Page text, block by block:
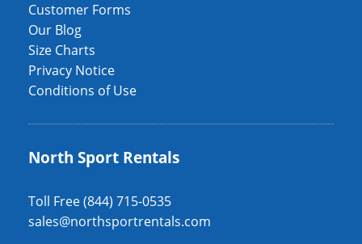
Customer Forms
Our Blog
Size Charts
Privacy Notice
Conditions of Use
North Sport Rentals
Toll Free (844) 715-0535
sales@northsportrentals.com